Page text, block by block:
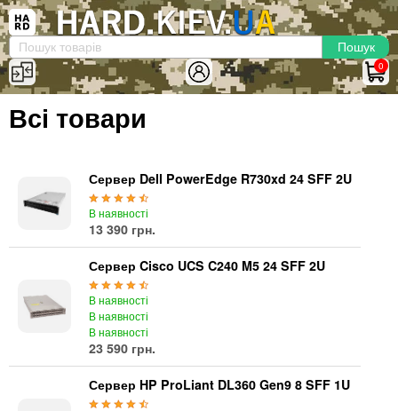
0
Вхід|Реєстрація×
(097)-938-03-73 Telegram WhatsApp
Послуги
Доставка та оплата
Комп'ютери
Персональні комп'ютери
Сервери
Комплектуючі
Процесори (CPU)
Оперативна пам'ять
Материнські плати
Всі товари
Сервер Dell PowerEdge R730xd 24 SFF 2U
В наявності
13 390 грн.
Сервер Cisco UCS C240 M5 24 SFF 2U
В наявності
В наявності
В наявності
23 590 грн.
Сервер HP ProLiant DL360 Gen9 8 SFF 1U